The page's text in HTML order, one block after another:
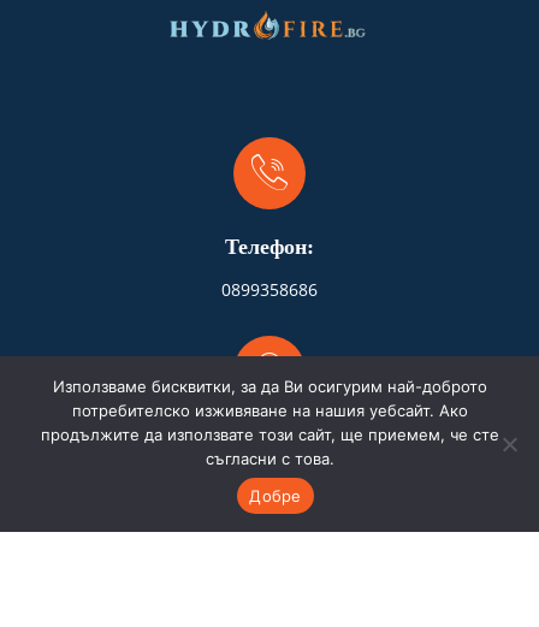
Телефон:
0899358686
Адрес:
Бургас
Използваме бисквитки, за да Ви осигурим най-доброто
потребителско изживяване на нашия уебсайт. Ако
продължите да използвате този сайт, ще приемем, че сте
съгласни с това.
Добре